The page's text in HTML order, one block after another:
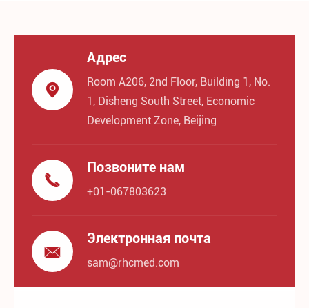

Адрес
Room A206, 2nd Floor, Building 1, No.
1, Disheng South Street, Economic
Development Zone, Beijing

Позвоните нам
+01-067803623

Электронная почта
sam@rhcmed.com